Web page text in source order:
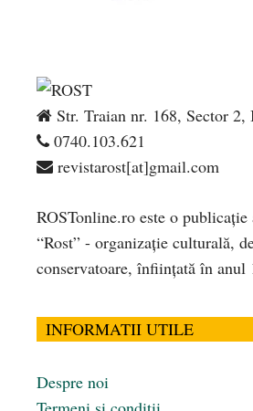
Str. Traian nr. 168, Sector 2,
0740.103.621
revistarost[at]gmail.com
ROSTonline.ro este o
“Rost” - organizaţie culturală,
conservatoare, înfiinţată în anul
INFORMATII UTILE
Despre noi